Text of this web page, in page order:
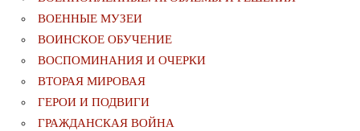
ВОЕННЫЕ МУЗЕИ
ВОИНСКОЕ ОБУЧЕНИЕ
ВОСПОМИНАНИЯ И ОЧЕРКИ
ВТОРАЯ МИРОВАЯ
ГЕРОИ И ПОДВИГИ
ГРАЖДАНСКАЯ ВОЙНА